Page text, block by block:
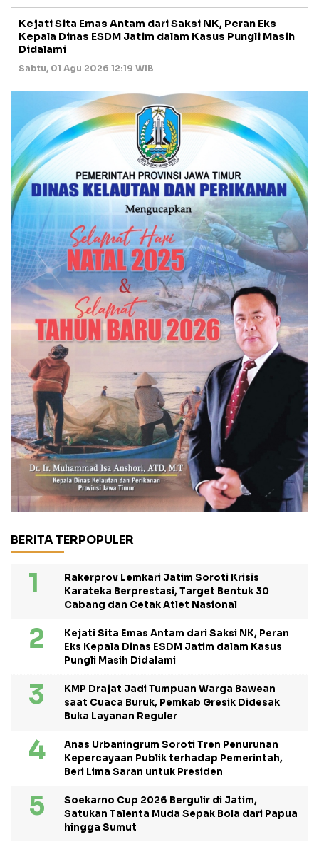
Kejati Sita Emas Antam dari Saksi NK, Peran Eks
Kepala Dinas ESDM Jatim dalam Kasus Pungli Masih
Didalami
Sabtu, 01 Agu 2026 12:19 WIB
BERITA TERPOPULER
Rakerprov Lemkari Jatim Soroti Krisis
Karateka Berprestasi, Target Bentuk 30
Cabang dan Cetak Atlet Nasional
Kejati Sita Emas Antam dari Saksi NK, Peran
Eks Kepala Dinas ESDM Jatim dalam Kasus
Pungli Masih Didalami
KMP Drajat Jadi Tumpuan Warga Bawean
saat Cuaca Buruk, Pemkab Gresik Didesak
Buka Layanan Reguler
Anas Urbaningrum Soroti Tren Penurunan
Kepercayaan Publik terhadap Pemerintah,
Beri Lima Saran untuk Presiden
Soekarno Cup 2026 Bergulir di Jatim,
Satukan Talenta Muda Sepak Bola dari Papua
hingga Sumut